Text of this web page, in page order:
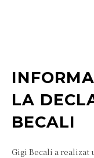
LA
BECALI
Gigi Becali a realizat